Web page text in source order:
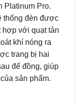
Platinum Pro.
thống đèn được
hợp với quạt tản
khí nóng ra
trang bị hai
đế đồng, giúp
sản phẩm.